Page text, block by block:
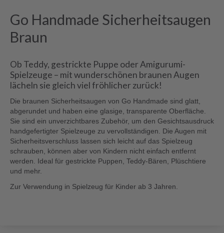
Go Handmade Sicherheitsaugen
Braun
Ob Teddy, gestrickte Puppe oder Amigurumi-
Spielzeuge – mit wunderschönen braunen Augen
lächeln sie gleich viel fröhlicher zurück!
Die braunen Sicherheitsaugen von Go Handmade sind glatt,
abgerundet und haben eine glasige, transparente Oberfläche.
Sie sind ein unverzichtbares Zubehör, um den Gesichtsausdruck
handgefertigter Spielzeuge zu vervollständigen. Die Augen mit
Sicherheitsverschluss lassen sich leicht auf das Spielzeug
schrauben, können aber von Kindern nicht einfach entfernt
werden. Ideal für gestrickte Puppen, Teddy-Bären, Plüschtiere
und mehr.
Zur Verwendung in Spielzeug für Kinder ab 3 Jahren.